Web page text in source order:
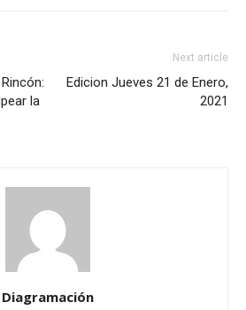
la
Next article
Edicion Jueves 21 de Enero,
2021
Diagramación